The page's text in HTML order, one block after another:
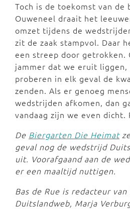
Toch is de toekomst van de
Ouweneel draait het
omzet tijdens de
zit de zaak stampvol. Daar
een streep door getrokken.
jammer dat we eruit liggen,
proberen in elk geval de
zenden. Als er genoeg
wedstrijden afkomen, dan
vandaag zijn we even dicht.
De Biergarten Die Heimat
geval nog de wedstrijd
uit. Voorafgaand aan de
er een maaltijd nuttigen.
Bas de Rue is redacteur
Duitslandweb, Marja